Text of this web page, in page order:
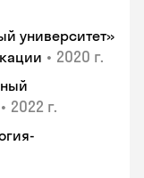
университет»
• 2020 г.
• 2022 г.